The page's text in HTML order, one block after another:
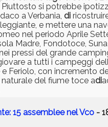
si potrebbe
a Verbania, di
e mettere una
nel periodo Aprile
Madre, Fondotoce,
pressi del grande
a tutti i campeggi
Feriolo, con incremento
naturale del fiume toce adi
15 assemblee nel Vco -